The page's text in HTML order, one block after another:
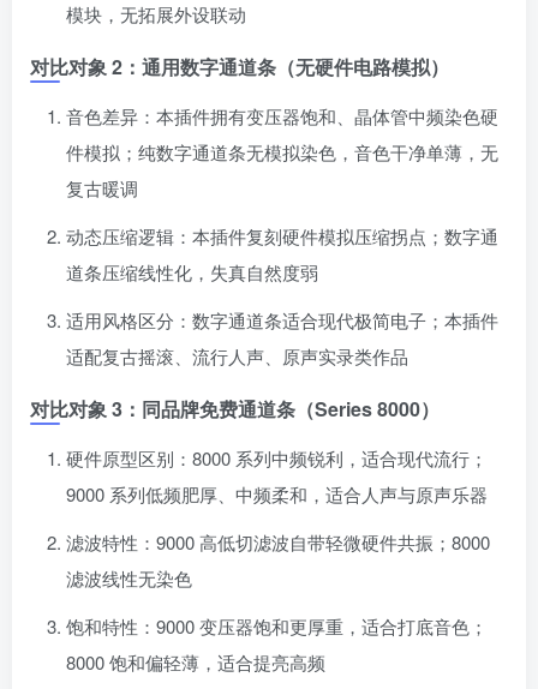
模块，无拓展外设联动
对比对象 2：通用数字通道条（无硬件电路模拟）
音色差异：本插件拥有变压器饱和、晶体管中频染色硬
件模拟；纯数字通道条无模拟染色，音色干净单薄，无
复古暖调
动态压缩逻辑：本插件复刻硬件模拟压缩拐点；数字通
道条压缩线性化，失真自然度弱
适用风格区分：数字通道条适合现代极简电子；本插件
适配复古摇滚、流行人声、原声实录类作品
对比对象 3：同品牌免费通道条（Series 8000）
硬件原型区别：8000 系列中频锐利，适合现代流行；
9000 系列低频肥厚、中频柔和，适合人声与原声乐器
滤波特性：9000 高低切滤波自带轻微硬件共振；8000
滤波线性无染色
饱和特性：9000 变压器饱和更厚重，适合打底音色；
8000 饱和偏轻薄，适合提亮高频